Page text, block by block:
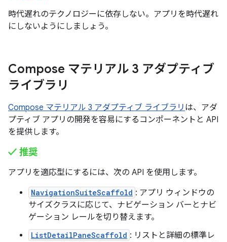
時代遅れのテクノロジーに依存しない。アプリを時代遅れ
にしないようにしましょう。
Compose マテリアル 3 アダプティブ
ライブラリ
Compose マテリアル 3 アダプティブ ライブラリ は、アダ
プティブ アプリの開発を容易にするコンポーネントと API
を提供します。
✓ 推奨
アプリを適応型にするには、次の API を使用します。
NavigationSuiteScaffold : アプリ ウィンドウの
サイズクラスに応じて、ナビゲーション バーとナビ
ゲーション レールを切り替えます。
ListDetailPaneScaffold : リストと詳細の標準レ